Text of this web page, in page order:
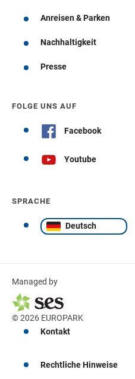
Anreisen & Parken
Nachhaltigkeit
Presse
FOLGE UNS AUF
Facebook
Youtube
SPRACHE
Deutsch
Managed by
© 2026 EUROPARK
Kontakt
Rechtliche Hinweise